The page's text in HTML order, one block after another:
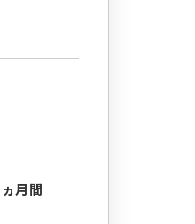
ヵ月間